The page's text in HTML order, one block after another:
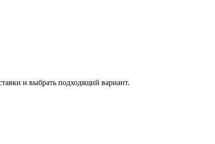
и выбрать подходящий вариант.